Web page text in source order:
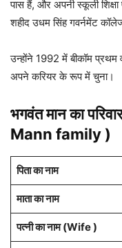
पास हैं, और अपनी स्कूली
शहीद उधम सिंह गवर्नमेंट
उन्होंने 1992 में बीकॉम प्रथम
अपने करियर के रूप में चुना।
भगवंत मान का
Mann family )
पिता का नाम
माता का नाम
पत्नी का नाम (Wife )